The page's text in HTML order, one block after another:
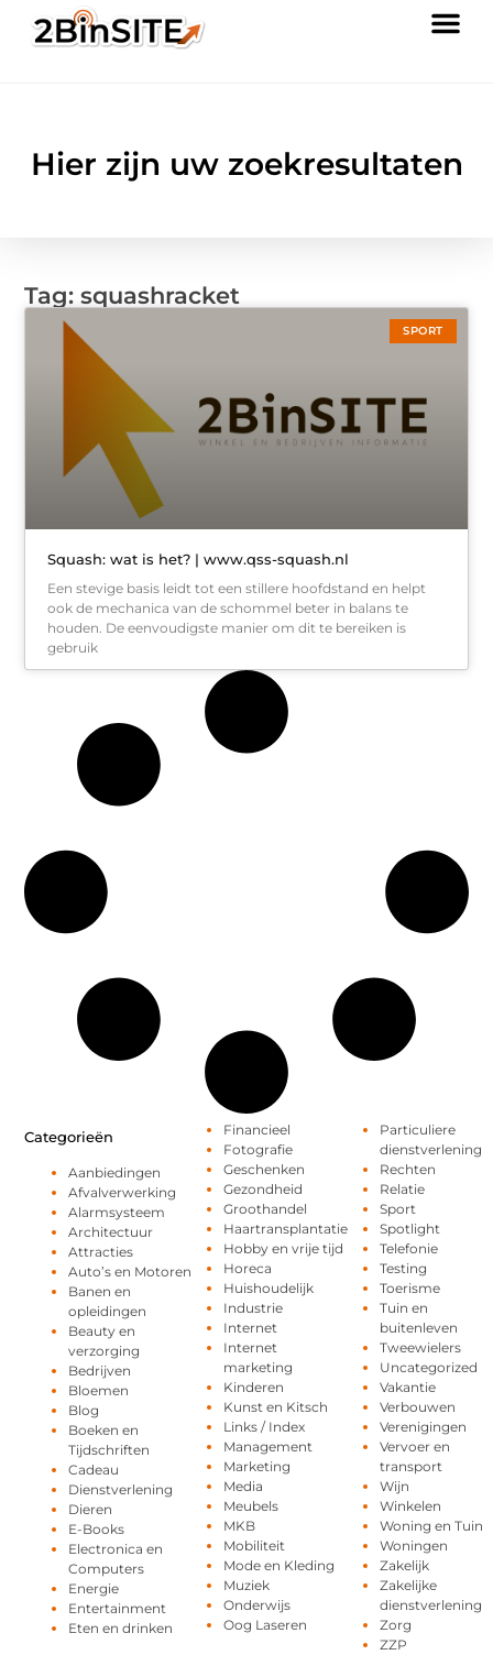
Hier zijn uw zoekresultaten
Tag: squashracket
SPORT
Squash: wat is het? | www.qss-squash.nl
Een stevige basis leidt tot een stillere hoofdstand en helpt
ook de mechanica van de schommel beter in balans te
houden. De eenvoudigste manier om dit te bereiken is
gebruik
Categorieën
Aanbiedingen
Afvalverwerking
Alarmsysteem
Architectuur
Attracties
Auto’s en Motoren
Banen en
opleidingen
Beauty en
verzorging
Bedrijven
Bloemen
Blog
Boeken en
Tijdschriften
Cadeau
Dienstverlening
Dieren
E-Books
Electronica en
Computers
Energie
Entertainment
Eten en drinken
Financieel
Fotografie
Geschenken
Gezondheid
Groothandel
Haartransplantatie
Hobby en vrije tijd
Horeca
Huishoudelijk
Industrie
Internet
Internet
marketing
Kinderen
Kunst en Kitsch
Links / Index
Management
Marketing
Media
Meubels
MKB
Mobiliteit
Mode en Kleding
Muziek
Onderwijs
Oog Laseren
Particuliere
dienstverlening
Rechten
Relatie
Sport
Spotlight
Telefonie
Testing
Toerisme
Tuin en
buitenleven
Tweewielers
Uncategorized
Vakantie
Verbouwen
Verenigingen
Vervoer en
transport
Wijn
Winkelen
Woning en Tuin
Woningen
Zakelijk
Zakelijke
dienstverlening
Zorg
ZZP